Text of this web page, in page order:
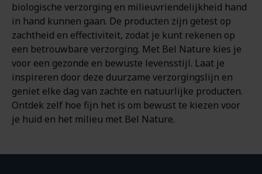
biologische verzorging en milieuvriendelijkheid hand
in hand kunnen gaan. De producten zijn getest op
zachtheid en effectiviteit, zodat je kunt rekenen op
een betrouwbare verzorging. Met Bel Nature kies je
voor een gezonde en bewuste levensstijl. Laat je
inspireren door deze duurzame verzorgingslijn en
geniet elke dag van zachte en natuurlijke producten.
Ontdek zelf hoe fijn het is om bewust te kiezen voor
je huid en het milieu met Bel Nature.